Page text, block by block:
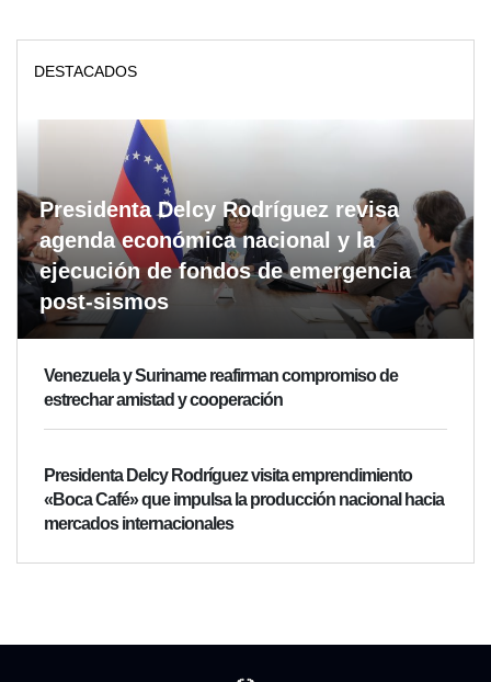
DESTACADOS
Presidenta Delcy Rodríguez revisa
agenda económica nacional y la
ejecución de fondos de emergencia
post-sismos
Venezuela y Suriname reafirman compromiso de
estrechar amistad y cooperación
Presidenta Delcy Rodríguez visita emprendimiento
«Boca Café» que impulsa la producción nacional hacia
mercados internacionales